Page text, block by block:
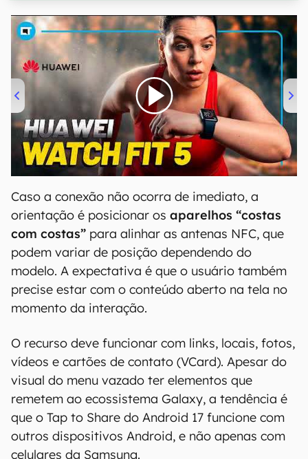
00:00/04:51
Caso a conexão não ocorra de imediato, a
orientação é posicionar os aparelhos “costas
com costas” para alinhar as antenas NFC, que
podem variar de posição dependendo do
modelo. A expectativa é que o usuário também
precise estar com o conteúdo aberto na tela no
momento da interação.
O recurso deve funcionar com links, locais, fotos,
vídeos e cartões de contato (VCard). Apesar do
visual do menu vazado ter elementos que
remetem ao ecossistema Galaxy, a tendência é
que o Tap to Share do Android 17 funcione com
outros dispositivos Android, e não apenas com
celulares da Samsung.